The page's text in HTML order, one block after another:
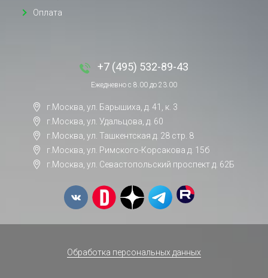
Оплата
+7 (495) 532-89-43
Ежедневно с 8.00 до 23.00
г.Москва, ул. Барышиха, д. 41, к. 3
г.Москва, ул. Удальцова, д. 60
г.Москва, ул. Ташкентская д. 28 стр. 8
г.Москва, ул. Римского-Корсакова д. 15б
г.Москва, ул. Севастопольский проспект д. 62Б
Обработка персональных данных